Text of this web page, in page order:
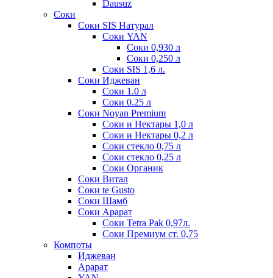
Dausuz
Соки
Соки SIS Натурал
Соки YAN
Соки 0,930 л
Соки 0,250 л
Соки SIS 1,6 л.
Соки Иджеван
Соки 1.0 л
Соки 0.25 л
Соки Noyan Premium
Соки и Нектары 1,0 л
Соки и Нектары 0,2 л
Соки стекло 0,75 л
Соки стекло 0,25 л
Соки Органик
Соки Витал
Соки te Gusto
Соки Шамб
Соки Арарат
Соки Tetra Pak 0,97л.
Соки Премиум ст. 0,75
Компоты
Иджеван
Арарат